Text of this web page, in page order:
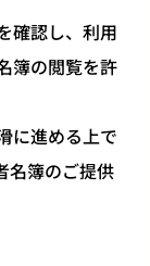
確認し、利用
簿の閲覧を許
に進める上で
名簿のご提供